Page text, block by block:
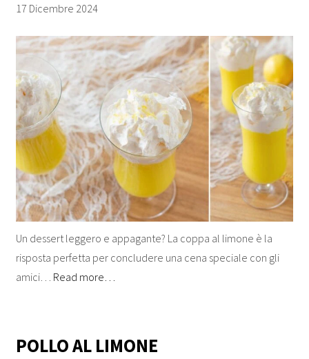
17 Dicembre 2024
Un dessert leggero e appagante? La coppa al limone è la
risposta perfetta per concludere una cena speciale con gli
amici… Read more…
POLLO AL LIMONE